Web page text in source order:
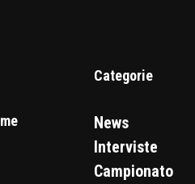
Categorie
News
Interviste
Campionato